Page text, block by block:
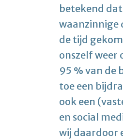
betekend
waanzinnige
de tijd
onszelf weer
95 % van de
toe een
ook een
en social
wij daardoor